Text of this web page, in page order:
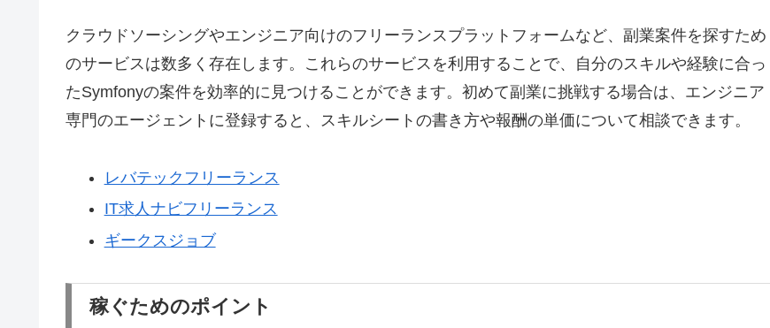
クラウドソーシングやエンジニア向けのフリーランスプラットフォームなど、副業案件を探すため
のサービスは数多く存在します。これらのサービスを利用することで、自分のスキルや経験に合っ
たSymfonyの案件を効率的に見つけることができます。初めて副業に挑戦する場合は、エンジニア
専門のエージェントに登録すると、スキルシートの書き方や報酬の単価について相談できます。
レバテックフリーランス
IT求人ナビフリーランス
ギークスジョブ
稼ぐためのポイント